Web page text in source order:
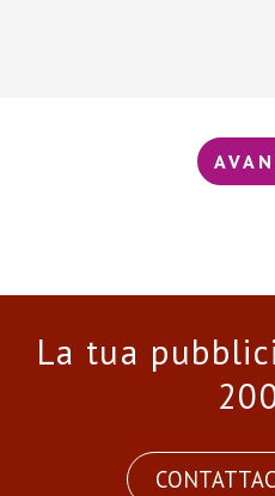
La tua